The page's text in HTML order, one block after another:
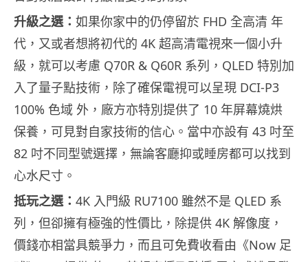
升級之選： 如果你家中的仍停留於 FHD 全高清 年
代，又或者想將初代的 4K 超高清電視來一個小升
級，就可以考慮 Q70R & Q60R 系列，QLED 特別加
入了量子點技術，除了確保電視可以呈現 DCI-P3
100% 色域 外，廠方亦特別提供了 10 年屏幕燒烘
保養，可見對自家技術的信心。當中亦設有 43 吋至
82 吋不同型號選擇，無論客廳抑或睡房都可以找到
心水尺寸。
抵玩之選： 4K 入門級 RU7100 雖然不是 QLED 系
列，但卻擁有極強的性價比，除提供 4K 解像度，
價錢亦相當具競爭力，而且可免費收看由《Now 足